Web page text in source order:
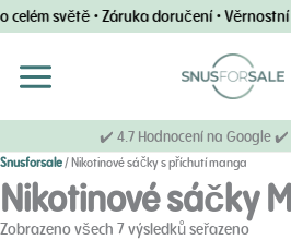
Přeskočit
na
obsah
světě • Záruka doručení •
✔️ 4.7 Hodnocení na Google
Snusforsale/Nikotinové sáčky s příchutí manga
Nikotinové sáčky
Zobrazeno všech 7 výsledků seřazenopodle